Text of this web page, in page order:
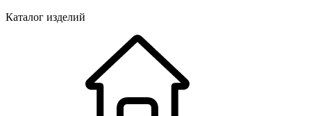
Каталог изделий